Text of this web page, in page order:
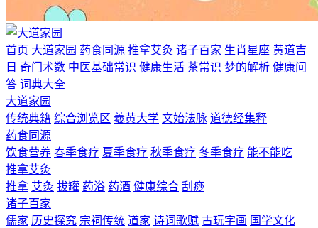
首页 大道家园 药食同源 推拿艾灸 诸子百家 生肖星座 黄道吉
日 奇门术数 中医基础常识 健康生活 茶常识 梦的解析 健康问
答 词典大全
大道家园
传统典籍 综合浏览区 羲黄大学 文始法脉 道德经集释
药食同源
饮食营养 春季食疗 夏季食疗 秋季食疗 冬季食疗 能不能吃
推拿艾灸
推拿 艾灸 拔罐 药浴 药酒 健康综合 刮痧
诸子百家
儒家 历史探究 宗祠传统 道家 诗词歌赋 古玩字画 国学文化